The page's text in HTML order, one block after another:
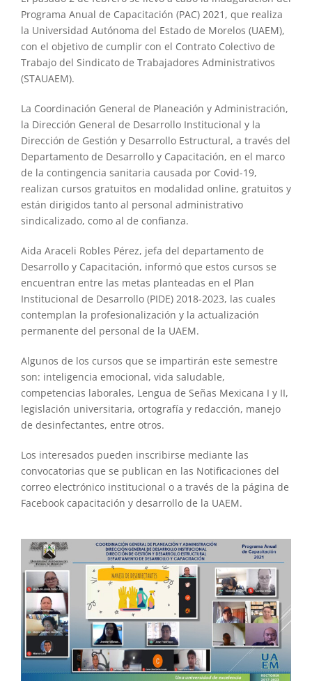
Programa Anual de Capacitación (PAC) 2021, que realiza
la Universidad Autónoma del Estado de Morelos (UAEM),
con el objetivo de cumplir con el Contrato Colectivo de
Trabajo del Sindicato de Trabajadores Administrativos
(STAUAEM).
La Coordinación General de Planeación y Administración,
la Dirección General de Desarrollo Institucional y la
Dirección de Gestión y Desarrollo Estructural, a través del
Departamento de Desarrollo y Capacitación, en el marco
de la contingencia sanitaria causada por Covid-19,
realizan cursos gratuitos en modalidad online, gratuitos y
están dirigidos tanto al personal administrativo
sindicalizado, como al de confianza.
Aida Araceli Robles Pérez, jefa del departamento de
Desarrollo y Capacitación, informó que estos cursos se
encuentran entre las metas planteadas en el Plan
Institucional de Desarrollo (PIDE) 2018-2023, las cuales
contemplan la profesionalización y la actualización
permanente del personal de la UAEM.
Algunos de los cursos que se impartirán este semestre
son: inteligencia emocional, vida saludable,
competencias laborales, Lengua de Señas Mexicana I y II,
legislación universitaria, ortografía y redacción, manejo
de desinfectantes, entre otros.
Los interesados pueden inscribirse mediante las
convocatorias que se publican en las Notificaciones del
correo electrónico institucional o a través de la página de
Facebook capacitación y desarrollo de la UAEM.